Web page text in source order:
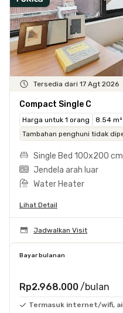
Tersedia dari 17 Agt 2026
Compact Single C
Harga untuk 1 orang
8.54 m²
Tambahan penghuni tidak
Single Bed 100x200 cm
Jendela arah luar
Water Heater
Lihat Detail
Jadwalkan Visit
Bayar bulanan
Rp2.968.000 /bulan
Termasuk internet/wifi,